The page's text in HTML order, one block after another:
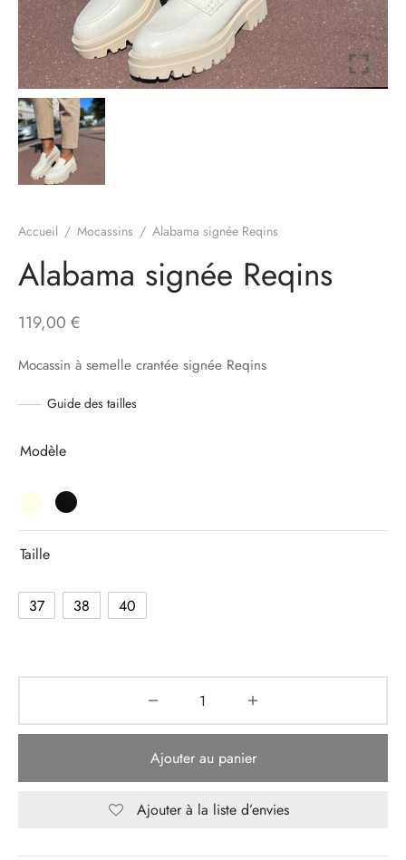
Accueil / Mocassins / Alabama signée Reqins
Alabama signée Reqins
119,00 €
Mocassin à semelle crantée signée Reqins
Guide des tailles
Modèle
Taille
37 38 40
Ajouter au panier
Ajouter à la liste d’envies
porter